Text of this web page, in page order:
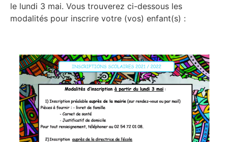
le lundi 3 mai. Vous trouverez ci-dessous les
modalités pour inscrire votre (vos) enfant(s) :